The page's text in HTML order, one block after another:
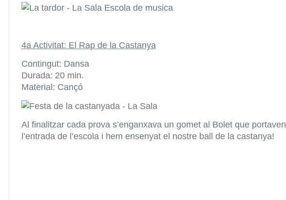
4a Activitat: El Rap de la Castanya
Contingut: Dansa
Durada: 20 min.
Material: Cançó
Al finalitzar cada prova s’enganxava un gomet al Bolet que
l’entrada de l’escola i hem ensenyat el nostre ball de la castanya!